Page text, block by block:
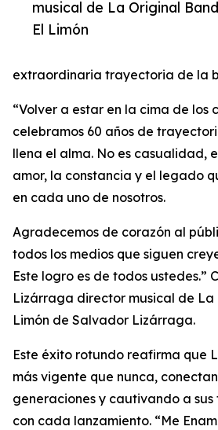
musical de La Original
El Limón
extraordinaria trayectoria de la
“Volver a estar en la cima de los
celebramos 60 años de
llena el alma. No es casualidad,
amor, la constancia y el legado
en cada uno de nosotros.
Agradecemos de corazón al
todos los medios que siguen
Este logro es de todos ustedes.”
Lizárraga director musical de La
Limón de Salvador Lizárraga.
Este éxito rotundo reafirma que
más vigente que nunca,
generaciones y cautivando a sus
con cada lanzamiento. “Me